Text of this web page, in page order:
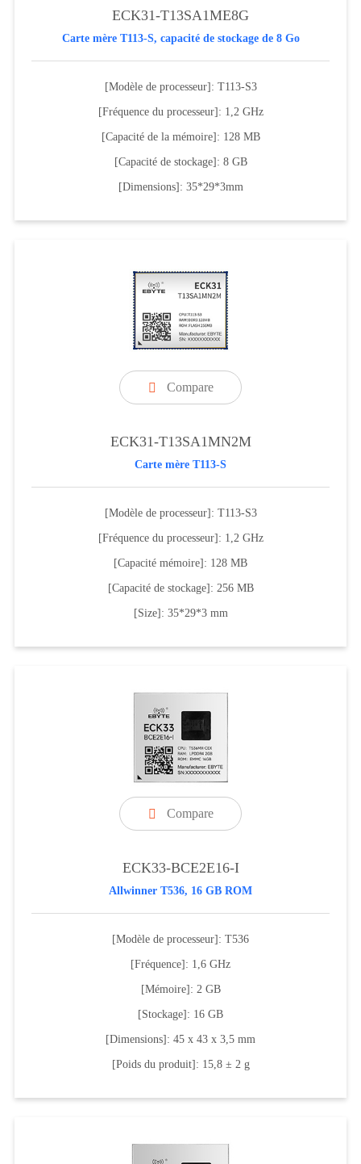
ECK31-T13SA1ME8G
Carte mère T113-S, capacité de stockage de 8 Go
[Modèle de processeur]: T113-S3
[Fréquence du processeur]: 1,2 GHz
[Capacité de la mémoire]: 128 MB
[Capacité de stockage]: 8 GB
[Dimensions]: 35*29*3mm
 Compare
ECK31-T13SA1MN2M
Carte mère T113-S
[Modèle de processeur]: T113-S3
[Fréquence du processeur]: 1,2 GHz
[Capacité mémoire]: 128 MB
[Capacité de stockage]: 256 MB
[Size]: 35*29*3 mm
 Compare
ECK33-BCE2E16-I
Allwinner T536, 16 GB ROM
[Modèle de processeur]: T536
[Fréquence]: 1,6 GHz
[Mémoire]: 2 GB
[Stockage]: 16 GB
[Dimensions]: 45 x 43 x 3,5 mm
[Poids du produit]: 15,8 ± 2 g